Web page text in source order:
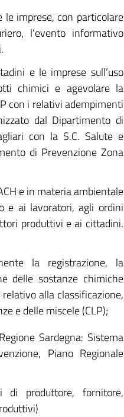
imprese, con particolare
l’evento informativo
e le imprese sull’uso
chimici e agevolare la
con i relativi adempimenti
dal Dipartimento di
con la S.C. Salute e
di Prevenzione Zona
e in materia ambientale
e ai lavoratori, agli ordini
produttivi e ai cittadini.
la registrazione, la
delle sostanze chimiche
alla classificazione,
e delle miscele (CLP);
Sardegna: Sistema
Piano Regionale
produttore, fornitore,